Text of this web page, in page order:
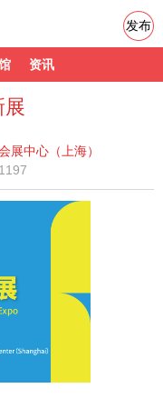
资讯
发布
展
中心（上海）